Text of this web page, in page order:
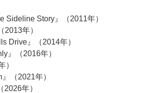
Sideline Story』（2011年）
2013年）
Drive』（2014年）
』（2016年）
）
（2021年）
2026年）